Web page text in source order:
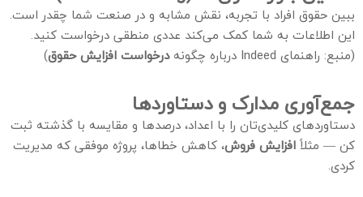
ببین حقوق افراد با تجربه، نقش مشابه و در صنعت شما چقدر است.
این اطلاعات به شما کمک می‌کند عددی منطقی درخواست کنید.
(منبع: راهنمای Indeed درباره چگونه
درخواست افزایش حقوق)
جمع‌آوری مدارک و دستاوردها
دستاوردهای کلیدی‌تان را با اعداد، درصدها و مقایسه با گذشته ثبت
کن — مثلاًافزایش فروش، کاهش خطاها، پروژه موفقی که مدیریت
کردی.